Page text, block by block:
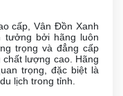
cấp, Vân Đồn Xanh
tưởng bởi hãng luôn
trọng và đẳng cấp
lượng cao. Hãng
trọng, đặc biệt là
lịch trong tỉnh.